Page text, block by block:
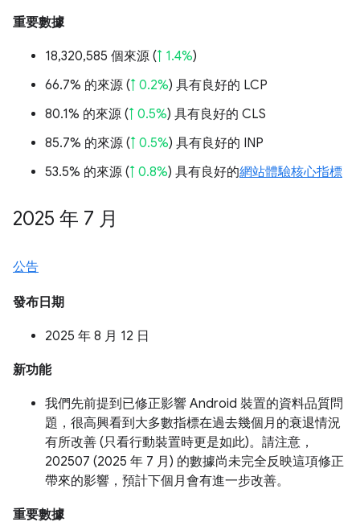
重要數據
18,320,585 個來源 (↑ 1.4%)
66.7% 的來源 (↑ 0.2%) 具有良好的 LCP
80.1% 的來源 (↑ 0.5%) 具有良好的 CLS
85.7% 的來源 (↑ 0.5%) 具有良好的 INP
53.5% 的來源 (↑ 0.8%) 具有良好的網站體驗核心指標
2025 年 7 月
公告
發布日期
2025 年 8 月 12 日
新功能
我們先前提到已修正影響 Android 裝置的資料品質問
題，很高興看到大多數指標在過去幾個月的衰退情況
有所改善 (只看行動裝置時更是如此)。請注意，
202507 (2025 年 7 月) 的數據尚未完全反映這項修正
帶來的影響，預計下個月會有進一步改善。
重要數據